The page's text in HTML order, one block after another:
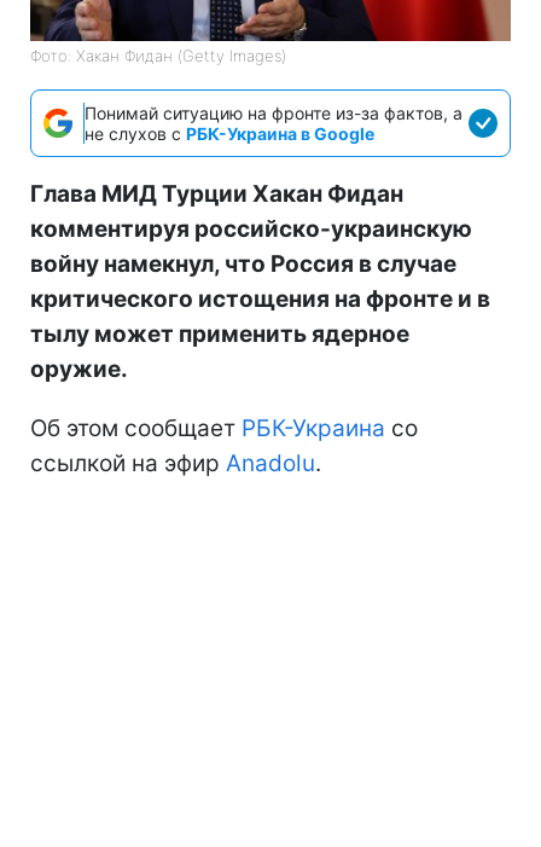
Фото: Хакан Фидан (Getty Images)
Понимай ситуацию на фронте из-за фактов, а
не слухов с РБК-Украина в Google
Глава МИД Турции Хакан Фидан
комментируя российско-украинскую
войну намекнул, что Россия в случае
критического истощения на фронте и в
тылу может применить ядерное
оружие.
Об этом сообщает РБК-Украина со
ссылкой на эфир Anadolu.